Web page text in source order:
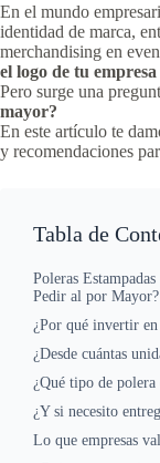
En el mundo
identidad de marca,
merchandising en
el logo de tu empresa
Pero surge una
mayor?
En este artículo te
y recomendaciones
Tabla de
Poleras
Pedir al por Mayor?
¿Por qué invertir
¿Desde cuántas
¿Qué tipo de
¿Y si necesito
Lo que empresas